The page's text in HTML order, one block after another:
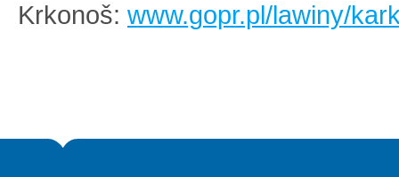
Krkonoš: www.gopr.pl/lawiny/